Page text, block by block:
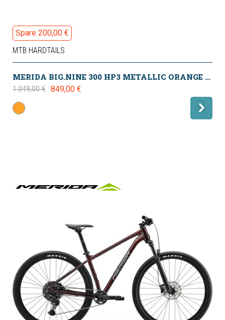
Spare 200,00 €
MTB HARDTAILS
MERIDA BIG.NINE 300 HP3 METALLIC ORANGE BLACK 2024
1.049,00 € 849,00 €